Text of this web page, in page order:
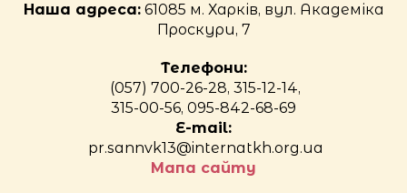
Наша адреса:61085 м. Харків, вул. Академіка
Проскури, 7
Телефони:
(057) 700-26-28, 315-12-14,
315-00-56, 095-842-68-69
E-mail:
pr.sannvk13@internatkh.org.ua
Мапа сайту